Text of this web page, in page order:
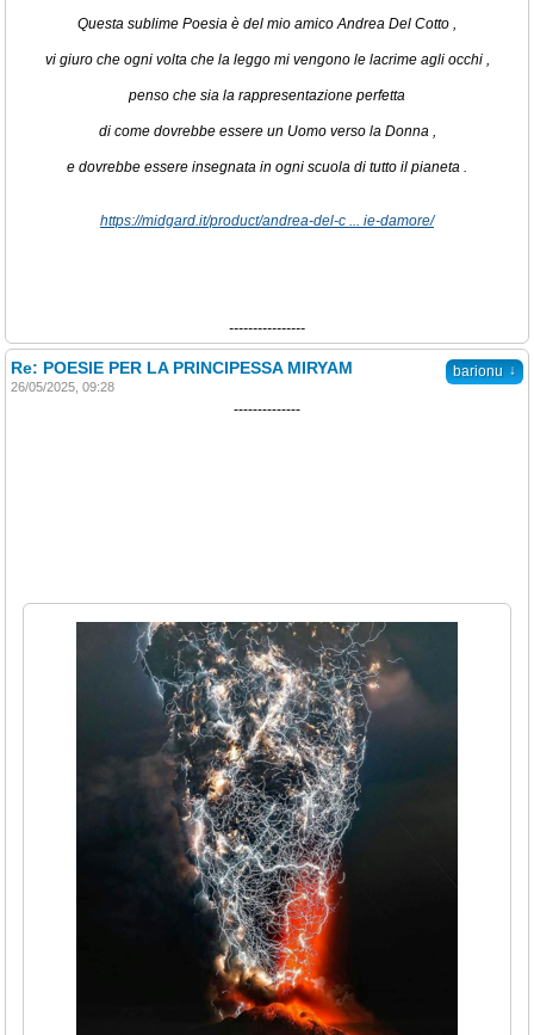
Questa sublime Poesia è del mio amico Andrea Del Cotto ,
vi giuro che ogni volta che la leggo mi vengono le lacrime agli occhi ,
penso che sia la rappresentazione perfetta
di come dovrebbe essere un Uomo verso la Donna ,
e dovrebbe essere insegnata in ogni scuola di tutto il pianeta .
https://midgard.it/product/andrea-del-c ... ie-damore/
----------------
barionu ↓
Re: POESIE PER LA PRINCIPESSA MIRYAM
26/05/2025, 09:28
--------------